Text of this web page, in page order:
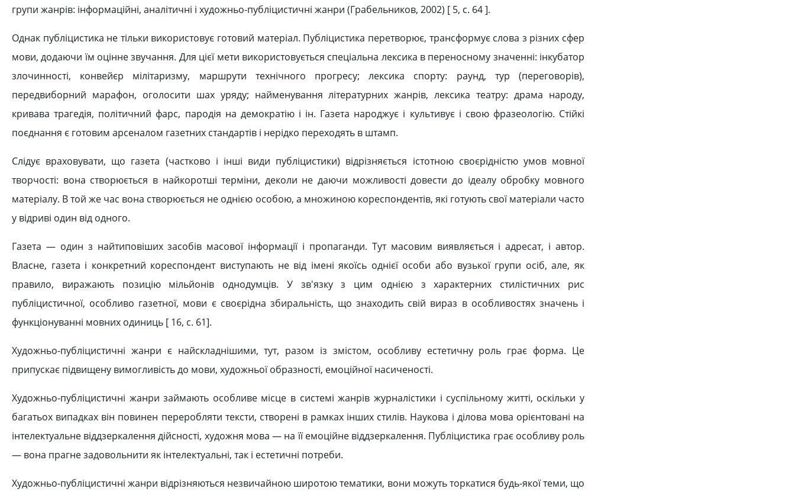
групи жанрів: інформаційні, аналітичні і художньо-публіцистичні жанри (Грабельников, 2002) [ 5, c. 64 ].
Однак публіцистика не тільки використовує готовий матеріал. Публіцистика перетворює, трансформує слова з різних сфер
мови, додаючи їм оцінне звучання. Для цієї мети використовується спеціальна лексика в переносному значенні: інкубатор
злочинності, конвейєр мілітаризму, маршрути технічного прогресу; лексика спорту: раунд, тур (переговорів),
передвиборний марафон, оголосити шах уряду; найменування літературних жанрів, лексика театру: драма народу,
кривава трагедія, політичний фарс, пародія на демократію і ін. Газета народжує і культивує і свою фразеологію. Стійкі
поєднання є готовим арсеналом газетних стандартів і нерідко переходять в штамп.
Слідує враховувати, що газета (частково і інші види публіцистики) відрізняється істотною своєрідністю умов мовної
творчості: вона створюється в найкоротші терміни, деколи не даючи можливості довести до ідеалу обробку мовного
матеріалу. В той же час вона створюється не однією особою, а множиною кореспондентів, які готують свої матеріали часто
у відриві один від одного.
Газета — один з найтиповіших засобів масової інформації і пропаганди. Тут масовим виявляється і адресат, і автор.
Власне, газета і конкретний кореспондент виступають не від імені якоїсь однієї особи або вузької групи осіб, але, як
правило, виражають позицію мільйонів однодумців. У зв'язку з цим однією з характерних стилістичних рис
публіцистичної, особливо газетної, мови є своєрідна збиральність, що знаходить свій вираз в особливостях значень і
функціонуванні мовних одиниць [ 16, c. 61].
Художньо-публіцистичні жанри є найскладнішими, тут, разом із змістом, особливу естетичну роль грає форма. Це
припускає підвищену вимогливість до мови, художньої образності, емоційної насиченості.
Художньо-публіцистичні жанри займають особливе місце в системі жанрів журналістики і суспільному житті, оскільки у
багатьох випадках він повинен переробляти тексти, створені в рамках інших стилів. Наукова і ділова мова орієнтовані на
інтелектуальне віддзеркалення дійсності, художня мова — на її емоційне віддзеркалення. Публіцистика грає особливу роль
— вона прагне задовольнити як інтелектуальні, так і естетичні потреби.
Художньо-публіцистичні жанри відрізняються незвичайною широтою тематики, вони можуть торкатися будь-якої теми, що